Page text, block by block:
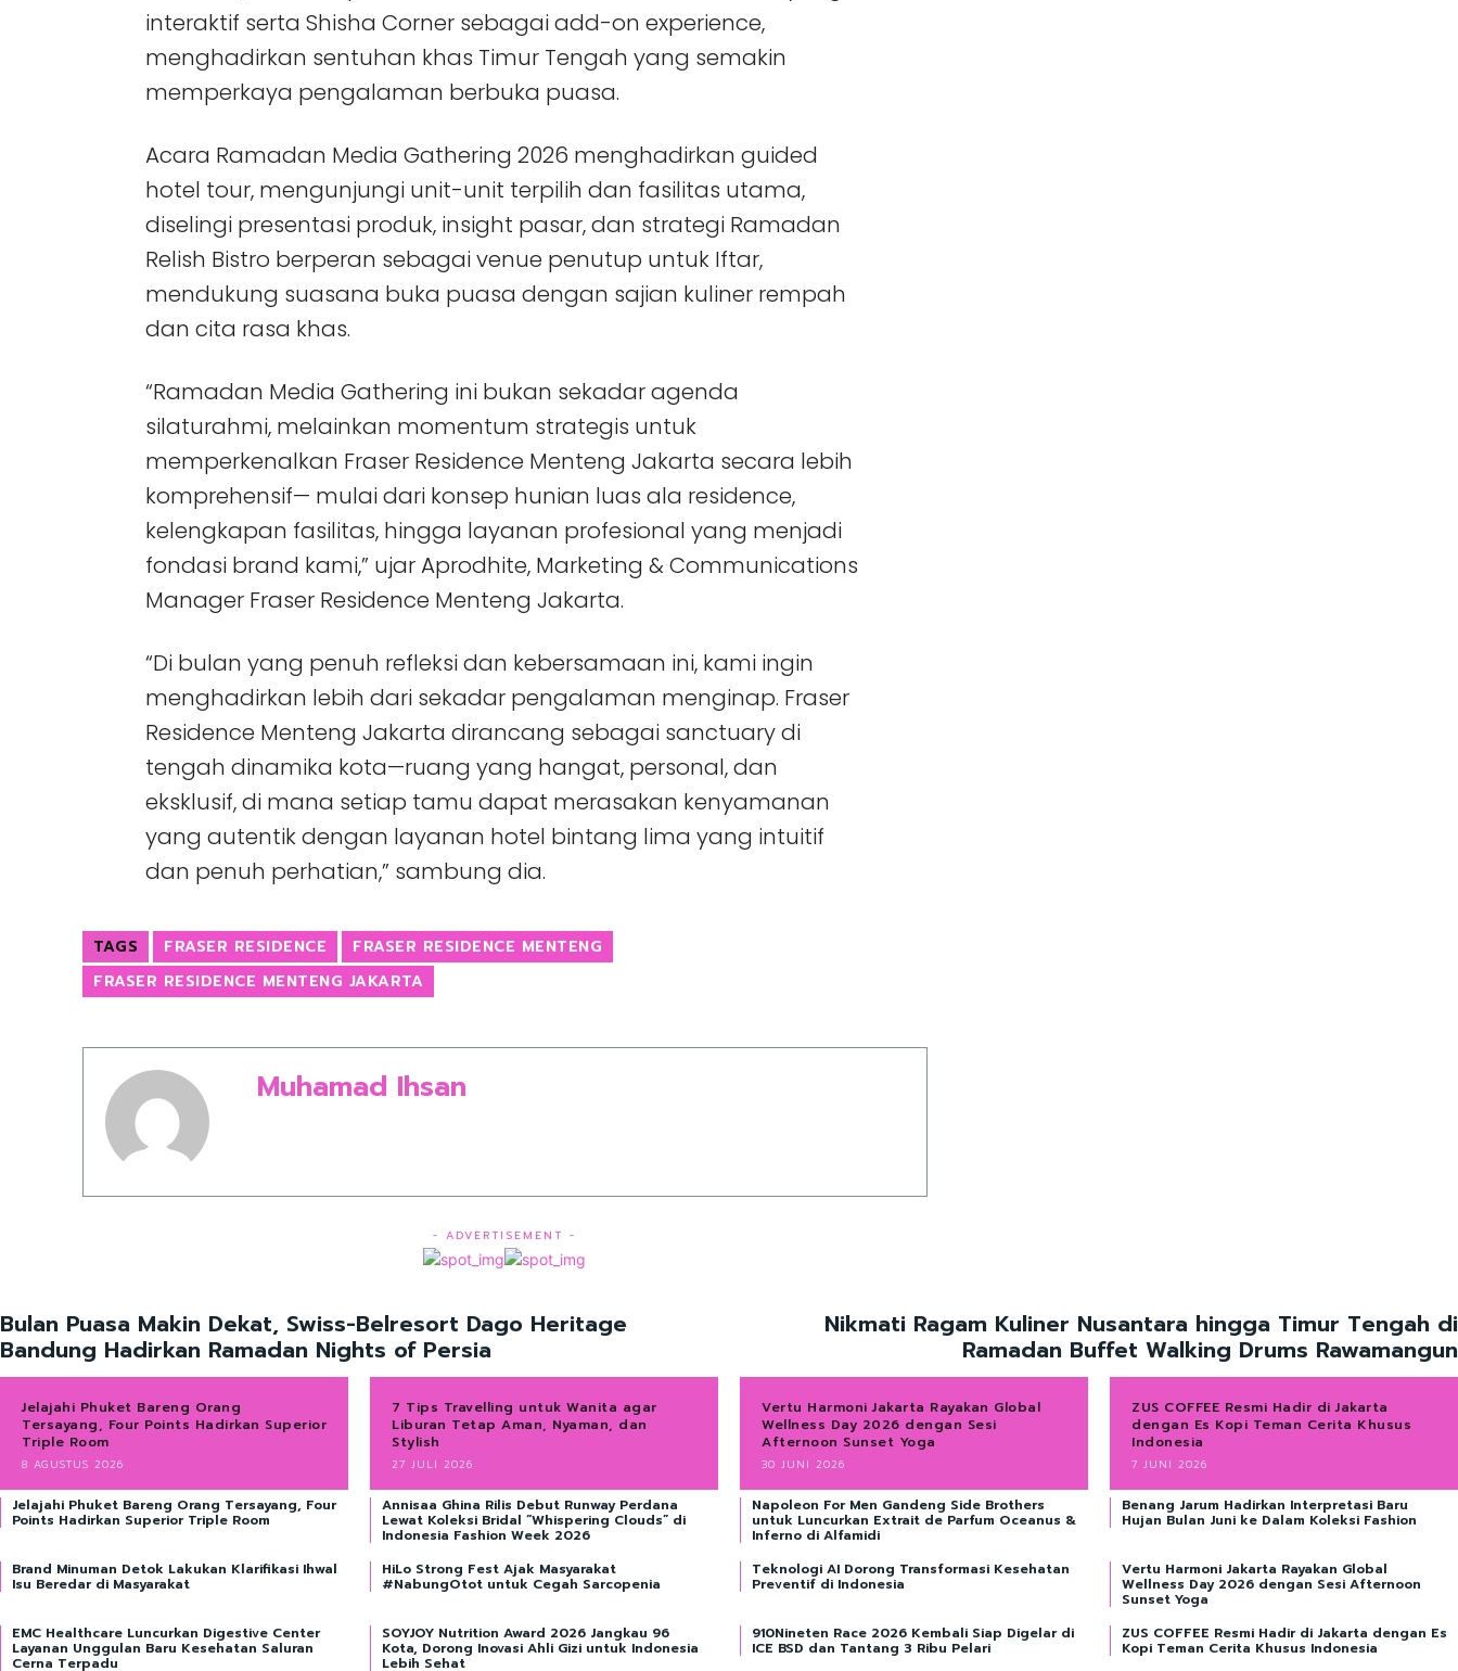
interaktif serta Shisha Corner sebagai add-on experience,
menghadirkan sentuhan khas Timur Tengah yang semakin
memperkaya pengalaman berbuka puasa.
Acara Ramadan Media Gathering 2026 menghadirkan guided
hotel tour, mengunjungi unit-unit terpilih dan fasilitas utama,
diselingi presentasi produk, insight pasar, dan strategi Ramadan
Relish Bistro berperan sebagai venue penutup untuk Iftar,
mendukung suasana buka puasa dengan sajian kuliner rempah
dan cita rasa khas.
“Ramadan Media Gathering ini bukan sekadar agenda
silaturahmi, melainkan momentum strategis untuk
memperkenalkan Fraser Residence Menteng Jakarta secara lebih
komprehensif— mulai dari konsep hunian luas ala residence,
kelengkapan fasilitas, hingga layanan profesional yang menjadi
fondasi brand kami,” ujar Aprodhite, Marketing & Communications
Manager Fraser Residence Menteng Jakarta.
“Di bulan yang penuh refleksi dan kebersamaan ini, kami ingin
menghadirkan lebih dari sekadar pengalaman menginap. Fraser
Residence Menteng Jakarta dirancang sebagai sanctuary di
tengah dinamika kota—ruang yang hangat, personal, dan
eksklusif, di mana setiap tamu dapat merasakan kenyamanan
yang autentik dengan layanan hotel bintang lima yang intuitif
dan penuh perhatian,” sambung dia.
TAGS FRASER RESIDENCE
FRASER RESIDENCE MENTENG
FRASER RESIDENCE MENTENG JAKARTA
Muhamad Ihsan
- ADVERTISEMENT -
Bulan Puasa Makin Dekat, Swiss-Belresort Dago Heritage
Bandung Hadirkan Ramadan Nights of Persia
Nikmati Ragam Kuliner Nusantara hingga Timur Tengah di
Ramadan Buffet Walking Drums Rawamangun
Jelajahi Phuket Bareng Orang
Tersayang, Four Points Hadirkan Superior
Triple Room
8 AGUSTUS 2026
7 Tips Travelling untuk Wanita agar
Liburan Tetap Aman, Nyaman, dan
Stylish
27 JULI 2026
Vertu Harmoni Jakarta Rayakan Global
Wellness Day 2026 dengan Sesi
Afternoon Sunset Yoga
30 JUNI 2026
ZUS COFFEE Resmi Hadir di Jakarta
dengan Es Kopi Teman Cerita Khusus
Indonesia
7 JUNI 2026
Jelajahi Phuket Bareng Orang Tersayang, Four
Points Hadirkan Superior Triple Room
Annisaa Ghina Rilis Debut Runway Perdana
Lewat Koleksi Bridal “Whispering Clouds” di
Indonesia Fashion Week 2026
Napoleon For Men Gandeng Side Brothers
untuk Luncurkan Extrait de Parfum Oceanus &
Inferno di Alfamidi
Benang Jarum Hadirkan Interpretasi Baru
Hujan Bulan Juni ke Dalam Koleksi Fashion
Brand Minuman Detok Lakukan Klarifikasi Ihwal
Isu Beredar di Masyarakat
HiLo Strong Fest Ajak Masyarakat
#NabungOtot untuk Cegah Sarcopenia
Teknologi AI Dorong Transformasi Kesehatan
Preventif di Indonesia
Vertu Harmoni Jakarta Rayakan Global
Wellness Day 2026 dengan Sesi Afternoon
Sunset Yoga
EMC Healthcare Luncurkan Digestive Center
Layanan Unggulan Baru Kesehatan Saluran
Cerna Terpadu
SOYJOY Nutrition Award 2026 Jangkau 96
Kota, Dorong Inovasi Ahli Gizi untuk Indonesia
Lebih Sehat
910Nineten Race 2026 Kembali Siap Digelar di
ICE BSD dan Tantang 3 Ribu Pelari
ZUS COFFEE Resmi Hadir di Jakarta dengan Es
Kopi Teman Cerita Khusus Indonesia